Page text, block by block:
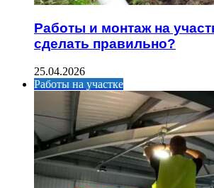
Работы и монтаж на
сделать правильно?
25.04.2026
Работы на участке